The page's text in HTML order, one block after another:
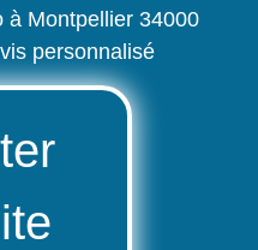
à Montpellier 34000
personnalisé